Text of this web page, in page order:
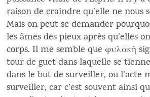
raison de craindre qu’elle ne nous
Mais on peut se demander
les âmes des pieux après qu’elles
corps. Il me semble que φυλακὴ
tour de guet dans laquelle se
dans le but de surveiller, ou l’acte
surveiller, car c’est souvent ainsi